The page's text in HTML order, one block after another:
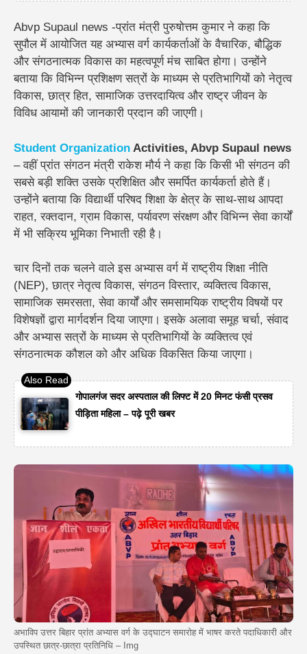
Abvp Supaul news -प्रांत मंत्री पुरुषोत्तम कुमार ने कहा कि
सुपौल में आयोजित यह अभ्यास वर्ग कार्यकर्ताओं के वैचारिक, बौद्धिक
और संगठनात्मक विकास का महत्वपूर्ण मंच साबित होगा। उन्होंने
बताया कि विभिन्न प्रशिक्षण सत्रों के माध्यम से प्रतिभागियों को नेतृत्व
विकास, छात्र हित, सामाजिक उत्तरदायित्व और राष्ट्र जीवन के
विविध आयामों की जानकारी प्रदान की जाएगी।
Student Organization Activities, Abvp Supaul news
– वहीं प्रांत संगठन मंत्री राकेश मौर्य ने कहा कि किसी भी संगठन की
सबसे बड़ी शक्ति उसके प्रशिक्षित और समर्पित कार्यकर्ता होते हैं।
उन्होंने बताया कि विद्यार्थी परिषद शिक्षा के क्षेत्र के साथ-साथ आपदा
राहत, रक्तदान, ग्राम विकास, पर्यावरण संरक्षण और विभिन्न सेवा कार्यों
में भी सक्रिय भूमिका निभाती रही है।
चार दिनों तक चलने वाले इस अभ्यास वर्ग में राष्ट्रीय शिक्षा नीति
(NEP), छात्र नेतृत्व विकास, संगठन विस्तार, व्यक्तित्व विकास,
सामाजिक समरसता, सेवा कार्यों और समसामयिक राष्ट्रीय विषयों पर
विशेषज्ञों द्वारा मार्गदर्शन दिया जाएगा। इसके अलावा समूह चर्चा, संवाद
और अभ्यास सत्रों के माध्यम से प्रतिभागियों के व्यक्तित्व एवं
संगठनात्मक कौशल को और अधिक विकसित किया जाएगा।
गोपालगंज सदर अस्पताल की लिफ्ट में 20 मिनट फंसी प्रसव
पीड़िता महिला – पढ़े पूरी खबर
अभाविप उत्तर बिहार प्रांत अभ्यास वर्ग के उद्घाटन समारोह में भाषर करते पदाधिकारी और
उपस्थित छात्र-छात्रा प्रतिनिधि – Img